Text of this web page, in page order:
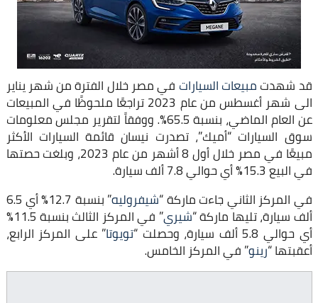
قد شهدتمبيعات السيارات في مصر خلال الفترة من شهر يناير
الى شهر أغسطس من عام 2023 تراجعًا ملحوظًا في المبيعات
عن العام الماضي، بنسبة 65.5%. ووفقاً لتقرير مجلس معلومات
سوق السيارات “أميك”، تصدرت نيسان قائمة السيارات الأكثر
مبيعًا في مصر خلال أول 8 أشهر من عام 2023، وبلغت حصتها
في البيع 15.3% أي حوالي 7.8 ألف سيارة.
في المركز الثاني جاءت ماركة “شيفروليه ” بنسبة 12.7% أي 6.5
ألف سيارة، تليها ماركة “شيري ” في المركز الثالث بنسبة 11.5%
أي حوالي 5.8 ألف سيارة، وحصلت “ تويوتا” على المركز الرابع،
أعقبتها “رينو” في المركز الخامس.